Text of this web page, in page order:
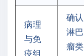
病理
与免
疫组
确认
淋巴
瘤类